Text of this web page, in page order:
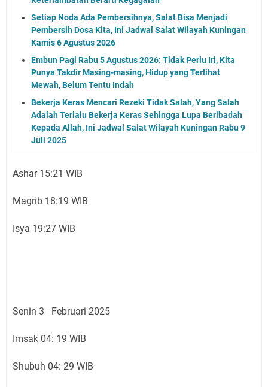
Setiap Noda Ada Pembersihnya, Salat Bisa Menjadi
Pembersih Dosa Kita, Ini Jadwal Salat Wilayah Kuningan
Kamis 6 Agustus 2026
Embun Pagi Rabu 5 Agustus 2026: Tidak Perlu Iri, Kita
Punya Takdir Masing-masing, Hidup yang Terlihat
Mewah, Belum Tentu Indah
Bekerja Keras Mencari Rezeki Tidak Salah, Yang Salah
Adalah Terlalu Bekerja Keras Sehingga Lupa Beribadah
Kepada Allah, Ini Jadwal Salat Wilayah Kuningan Rabu 9
Juli 2025
Ashar 15:21 WIB
Magrib 18:19 WIB
Isya 19:27 WIB
Senin 3 Februari 2025
Imsak 04: 19 WIB
Shubuh 04: 29 WIB